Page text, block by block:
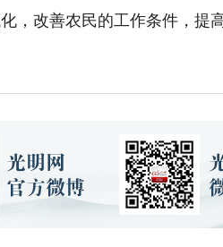
，改善农民的工作条件，提